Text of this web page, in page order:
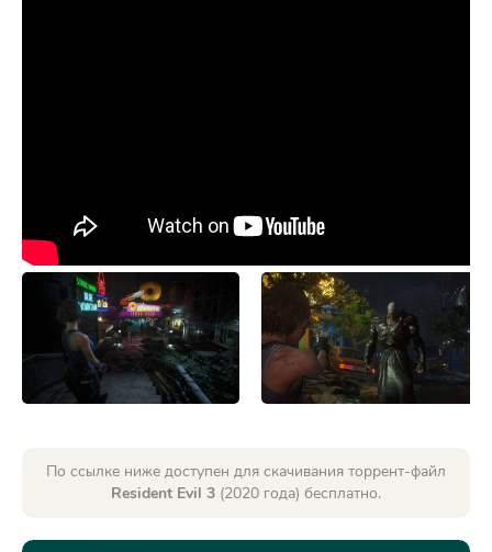
По ссылке ниже доступен для скачивания торрент-файл
Resident Evil 3 (2020 года) бесплатно.